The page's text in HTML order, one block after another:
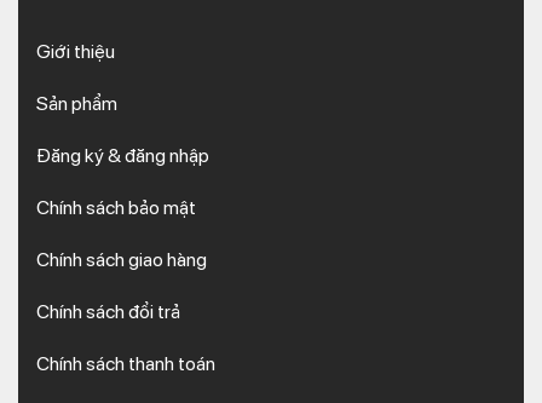
Giới thiệu
Sản phẩm
Đăng ký & đăng nhập
Chính sách bảo mật
Chính sách giao hàng
Chính sách đổi trả
Chính sách thanh toán